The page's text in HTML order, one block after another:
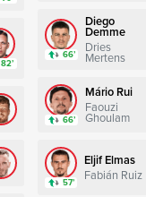
82’
Diego
Demme
Dries
Mertens
66’
Mário Rui
Faouzi
Ghoulam
66’
Eljif Elmas
Fabián Ruiz
57’